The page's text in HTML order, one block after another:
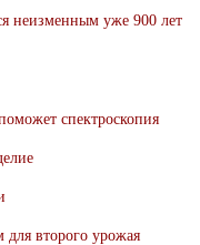
неизменным уже 900 лет
спектроскопия
для второго урожая